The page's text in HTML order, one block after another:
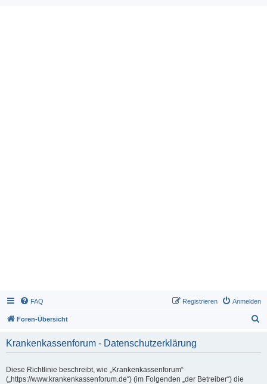
FAQ Anmelden
Registrieren
Foren-Übersicht
Krankenkassenforum - Datenschutzerklärung
Diese Richtlinie beschreibt, wie „Krankenkassenforum“
(„https://www.krankenkassenforum.de“) (im Folgenden „der Betreiber“) die